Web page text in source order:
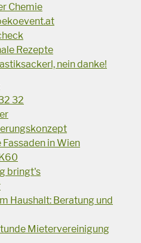
Chemie
Rezepte
nein danke!
32
in Wien
bringt's
Haushalt: Beratung und
Mietervereinigung